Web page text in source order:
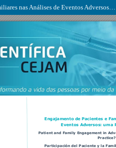
Engajamento de Pacientes e Familiares nas Análises de Eventos Adversos: uma Prática Possível?